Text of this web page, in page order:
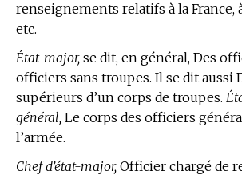
renseignements relatifs à la France,
etc.
État-major, se dit, en général, Des
officiers sans troupes. Il se dit aussi
supérieurs d’un corps de troupes.
général, Le corps des officiers
l’armée.
Chef d’état-major, Officier chargé de